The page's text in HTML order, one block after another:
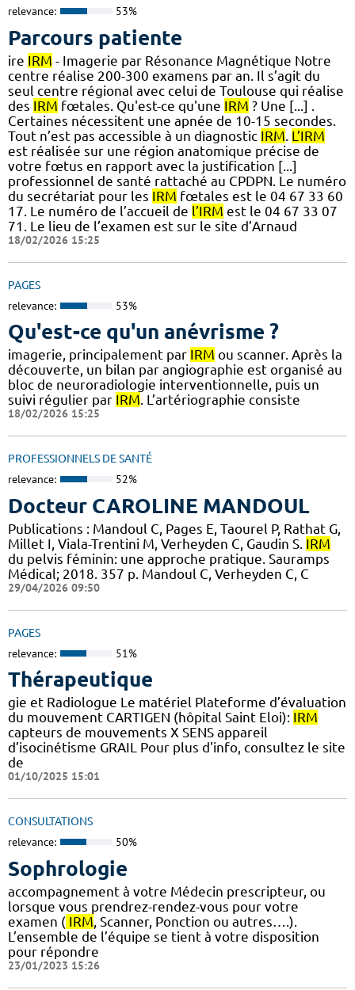
relevance: 53%
Parcours patiente
ire IRM - Imagerie par Résonance Magnétique Notre
centre réalise 200-300 examens par an. Il s’agit du
seul centre régional avec celui de Toulouse qui réalise
des IRM fœtales. Qu'est-ce qu'une IRM ? Une [...] .
Certaines nécessitent une apnée de 10-15 secondes.
Tout n’est pas accessible à un diagnostic IRM. L’IRM
est réalisée sur une région anatomique précise de
votre fœtus en rapport avec la justification [...]
professionnel de santé rattaché au CPDPN. Le numéro
du secrétariat pour les IRM fœtales est le 04 67 33 60
17. Le numéro de l’accueil de l’IRM est le 04 67 33 07
71. Le lieu de l’examen est sur le site d’Arnaud
18/02/2026 15:25
PAGES
relevance: 53%
Qu'est-ce qu'un anévrisme ?
imagerie, principalement par IRM ou scanner. Après la
découverte, un bilan par angiographie est organisé au
bloc de neuroradiologie interventionnelle, puis un
suivi régulier par IRM. L’artériographie consiste
18/02/2026 15:25
PROFESSIONNELS DE SANTÉ
relevance: 52%
Docteur CAROLINE MANDOUL
Publications : Mandoul C, Pages E, Taourel P, Rathat G,
Millet I, Viala-Trentini M, Verheyden C, Gaudin S. IRM
du pelvis féminin: une approche pratique. Sauramps
Médical; 2018. 357 p. Mandoul C, Verheyden C, C
29/04/2026 09:50
PAGES
relevance: 51%
Thérapeutique
gie et Radiologue Le matériel Plateforme d’évaluation
du mouvement CARTIGEN (hôpital Saint Eloi): IRM
capteurs de mouvements X SENS appareil
d’isocinétisme GRAIL Pour plus d'info, consultez le site
de
01/10/2025 15:01
CONSULTATIONS
relevance: 50%
Sophrologie
accompagnement à votre Médecin prescripteur, ou
lorsque vous prendrez-rendez-vous pour votre
examen ( IRM, Scanner, Ponction ou autres….).
L’ensemble de l’équipe se tient à votre disposition
pour répondre
23/01/2023 15:26